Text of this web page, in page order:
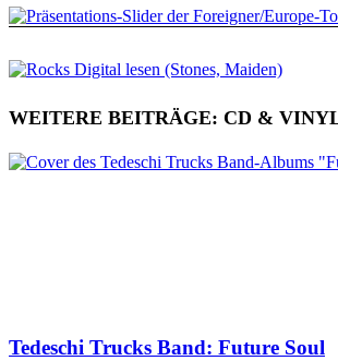
WEITERE BEITRÄGE: CD &
Tedeschi Trucks Band: Future Soul